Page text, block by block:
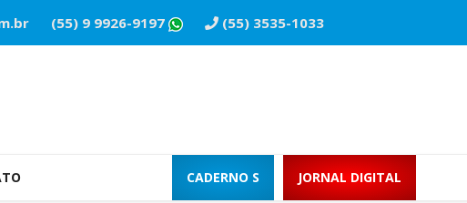
(55) 9 9926-9197 (55) 3535-1033
CADERNO S JORNAL DIGITAL